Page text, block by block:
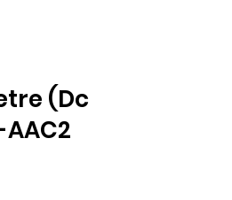
(Dc